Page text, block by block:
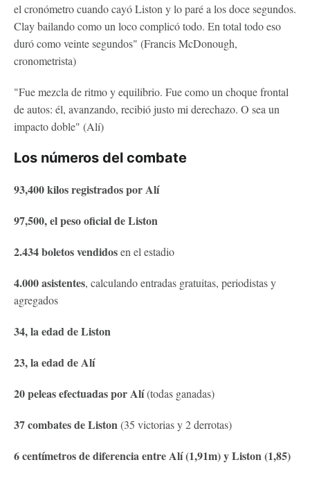
el cronómetro cuando cayó Liston y lo paré a los doce segundos.
Clay bailando como un loco complicó todo. En total todo eso
duró como veinte segundos" (Francis McDonough,
cronometrista)
"Fue mezcla de ritmo y equilibrio. Fue como un choque frontal
de autos: él, avanzando, recibió justo mi derechazo. O sea un
impacto doble" (Alí)
Los números del combate
93,400 kilos registrados por Alí
97,500, el peso oficial de Liston
2.434 boletos vendidosen el estadio
4.000 asistentes, calculando entradas gratuitas, periodistas y
agregados
34, la edad de Liston
23, la edad de Alí
20 peleas efectuadas por Alí(todas ganadas)
37 combates de Liston(35 victorias y 2 derrotas)
6 centímetros de diferencia entre Alí (1,91m) y Liston (1,85)